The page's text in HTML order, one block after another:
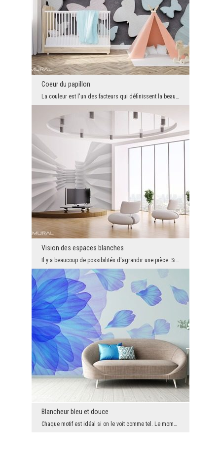
Coeur du papillon
La couleur est l'un des facteurs qui définissent la beauté autour de nous. Si tu as envie de chan...
Vision des espaces blanches
Il y a beaucoup de possibilités d'agrandir une pièce. Si tu veux le faire, tu n'es pas obligé de ...
Blancheur bleu et douce
Chaque motif est idéal si on le voit comme tel. Le moment où l'on découvre la vraie beauté doit ê...